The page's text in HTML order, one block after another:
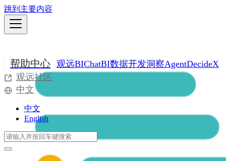
跳到主要内容
帮助中心 观远BIChatBI数据开发洞察AgentDecideX
观远社区
中文
中文
English